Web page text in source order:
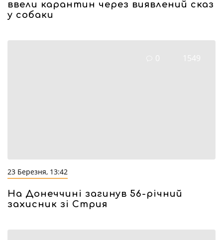
ввели карантин через виявлений сказ
у собаки
0 1549
23 Березня, 13:42
На Донеччині загинув 56-річний
захисник зі Стрия